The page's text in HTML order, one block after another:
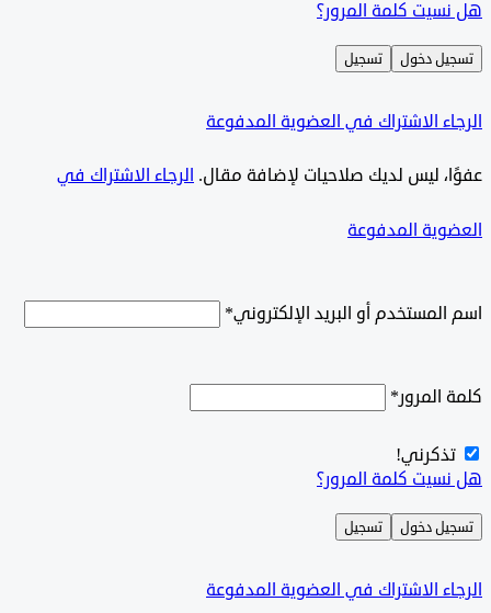
كلمة المرور؟
دخول تسجيل
الاشتراك في العضوية المدفوعة
ليس لديك صلاحيات لإضافة مقال.الرجاء الاشتراك في
المدفوعة
أو البريد الإلكتروني*
*
كلمة المرور؟
دخول تسجيل
الاشتراك في العضوية المدفوعة